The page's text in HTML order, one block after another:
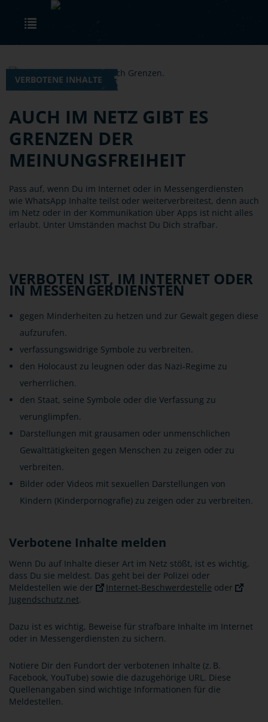
Skip to main content
VERBOTENE INHALTE
AUCH IM NETZ GIBT ES
GRENZEN DER
MEINUNGSFREIHEIT
Pass auf, wenn Du im Internet oder in Messengerdiensten
wie WhatsApp Inhalte teilst oder weiterverbreitest, denn auch
im Netz oder in der Kommunikation über Apps ist nicht alles
erlaubt. Unter Umständen machst Du Dich strafbar.
VERBOTEN IST, IM INTERNET ODER
IN MESSENGERDIENSTEN
gegen Minderheiten zu hetzen und zur Gewalt gegen diese
aufzurufen.
verfassungswidrige Symbole zu verbreiten.
den Holocaust zu leugnen oder das Nazi-Regime zu
verherrlichen.
den Staat, seine Symbole oder die Verfassung zu
verunglimpfen.
Darstellungen mit grausamen oder unmenschlichen
Gewalttätigkeiten gegen Menschen zu zeigen oder zu
verbreiten.
Bilder oder Videos mit sexuellen Darstellungen von
Kindern (Kinderpornografie) zu zeigen oder zu verbreiten.
Verbotene Inhalte melden
Wenn Du auf Inhalte dieser Art im Netz stößt, ist es wichtig,
dass Du sie meldest. Das geht bei der Polizei oder
Meldestellen wie der
Internet-Beschwerdestelle oder
Jugendschutz.net.
Dazu ist es wichtig, Beweise für strafbare Inhalte im Internet
oder in Messengerdiensten zu sichern.
Notiere Dir den Fundort der verbotenen Inhalte (z. B.
Facebook, YouTube) sowie die dazugehörige URL. Diese
Quellenangaben sind wichtige Informationen für die
Meldestellen.